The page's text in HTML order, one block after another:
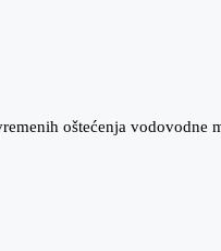
oštećenja vodovodne